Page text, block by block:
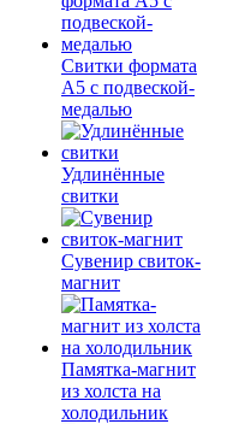
Свитки формата
А5 с подвеской-
медалью
Удлинённые
свитки
Сувенир свиток-
магнит
Памятка-магнит
из холста на
холодильник